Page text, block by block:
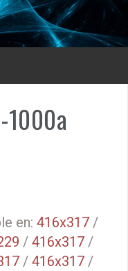
1000a
en: 416x317/
/ 416x317/
/ 416x317/